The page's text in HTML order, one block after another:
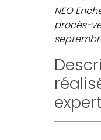
NEO
procès-
expert